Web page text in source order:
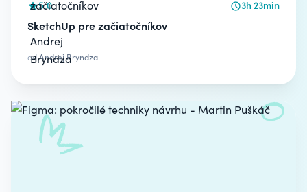
5.0 3h 23min
SketchUp pre začiatočníkov
odAndrej Bryndza